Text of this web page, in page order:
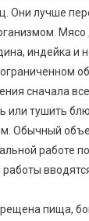
Они лучше
Мясо
индейка и
сначала
или тушить
Обычный
работе
пища,